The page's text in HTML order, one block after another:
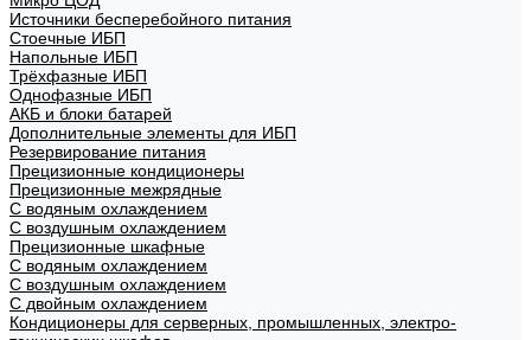
Источники бесперебойного питания
Стоечные ИБП
Напольные ИБП
Трёхфазные ИБП
Однофазные ИБП
АКБ и блоки батарей
Дополнительные элементы для ИБП
Резервирование питания
Прецизионные кондиционеры
Прецизионные межрядные
С водяным охлаждением
С воздушным охлаждением
Прецизионные шкафные
С водяным охлаждением
С воздушным охлаждением
С двойным охлаждением
Кондиционеры для серверных, промышленных, электро-